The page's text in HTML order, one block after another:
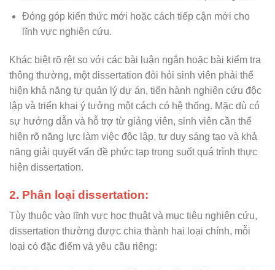
Đóng góp kiến thức mới hoặc cách tiếp cận mới cho
lĩnh vực nghiên cứu.
Khác biệt rõ rệt so với các bài luận ngắn hoặc bài kiểm tra
thông thường, một dissertation đòi hỏi sinh viên phải thể
hiện khả năng tự quản lý dự án, tiến hành nghiên cứu độc
lập và triển khai ý tưởng một cách có hệ thống. Mặc dù có
sự hướng dẫn và hỗ trợ từ giảng viên, sinh viên cần thể
hiện rõ năng lực làm việc độc lập, tư duy sáng tạo và khả
năng giải quyết vấn đề phức tạp trong suốt quá trình thực
hiện dissertation.
2. Phân loại dissertation:
Tùy thuộc vào lĩnh vực học thuật và mục tiêu nghiên cứu,
dissertation thường được chia thành hai loại chính, mỗi
loại có đặc điểm và yêu cầu riêng: